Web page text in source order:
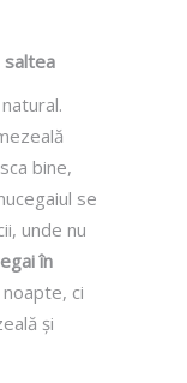
saltea
bine,
se
unde nu
în
ci
și